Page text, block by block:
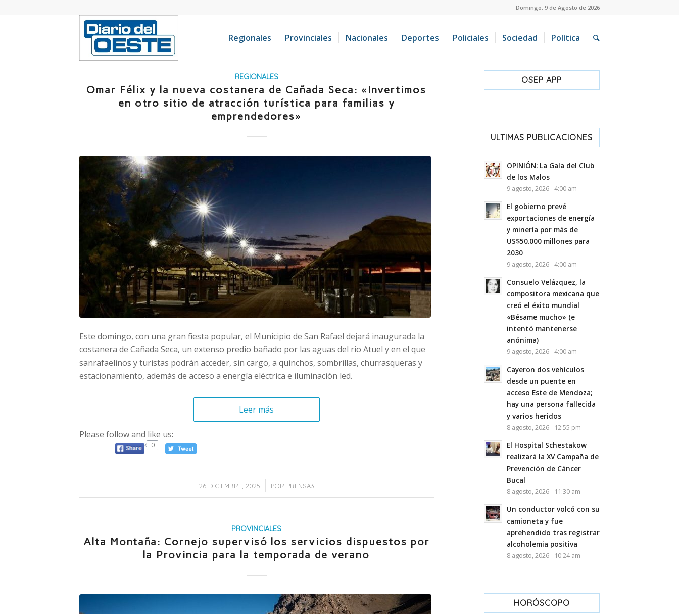
Domingo, 9 de Agosto de 2026
Regionales Provinciales Nacionales Deportes Policiales Sociedad Política
REGIONALES
Omar Félix y la nueva costanera de Cañada Seca: «Invertimos
en otro sitio de atracción turística para familias y
emprendedores»
Este domingo, con una gran fiesta popular, el Municipio de San Rafael dejará inaugurada la
costanera de Cañada Seca, un extenso predio bañado por las aguas del rio Atuel y en el que
sanrafaelinos y turistas podrán acceder, sin cargo, a quinchos, sombrillas, churrasqueras y
estacionamiento, además de acceso a energía eléctrica e iluminación led.
Leer más
Please follow and like us:
0
26 DICIEMBRE, 2025
/ POR PRENSA3
PROVINCIALES
Alta Montaña: Cornejo supervisó los servicios dispuestos por
la Provincia para la temporada de verano
OSEP APP
ULTIMAS PUBLICACIONES
OPINIÓN: La Gala del Club
de los Malos
9 agosto, 2026 - 4:00 am
El gobierno prevé
exportaciones de energía
y minería por más de
US$50.000 millones para
2030
9 agosto, 2026 - 4:00 am
Consuelo Velázquez, la
compositora mexicana que
creó el éxito mundial
«Bésame mucho» (e
intentó mantenerse
anónima)
9 agosto, 2026 - 4:00 am
Cayeron dos vehículos
desde un puente en
acceso Este de Mendoza;
hay una persona fallecida
y varios heridos
8 agosto, 2026 - 12:55 pm
El Hospital Schestakow
realizará la XV Campaña de
Prevención de Cáncer
Bucal
8 agosto, 2026 - 11:30 am
Un conductor volcó con su
camioneta y fue
aprehendido tras registrar
alcoholemia positiva
8 agosto, 2026 - 10:24 am
HORÓSCOPO